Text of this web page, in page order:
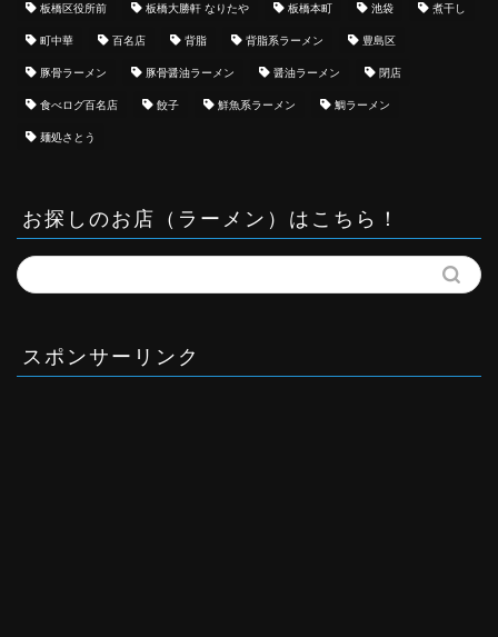
板橋区役所前 板橋大勝軒 なりたや 板橋本町 池袋 煮干し
町中華 百名店 背脂 背脂系ラーメン 豊島区
豚骨ラーメン 豚骨醤油ラーメン 醤油ラーメン 閉店
食べログ百名店 餃子 鮮魚系ラーメン 鯛ラーメン
麺処さとう
お探しのお店（ラーメン）はこちら！
スポンサーリンク